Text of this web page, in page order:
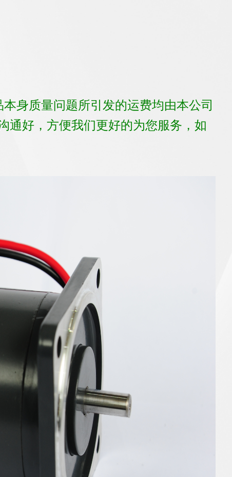
身质量问题所引发的运费均由本公司
通好，方便我们更好的为您服务，如